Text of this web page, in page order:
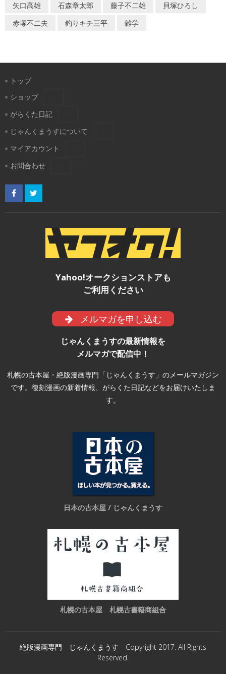
矢口高雄
石森章太郎 藤子不二雄
貝塚ひろし
赤塚不二夫
釣りキチ三平 雑学
トップ
ショップ
がらくた日記
じゃんくまうすについて
マイアカウント
お問合わせ
Yahoo!オークションストアも
ご利用ください
メルマガを申し込む
じゃんくまうすの最新情報を
メルマガで配信中！
札幌の古本屋・絶版漫画専門「じゃんくまうす」のメールマガジン
です。復刻漫画の新着情報、がらくた日記などをお届けいたしま
す。
日本の古本屋 / じゃんくまうす
札幌の古本屋 札幌古書籍商組合
絶版漫画専門 じゃんくまうす Copyright 2017. All Rights
Reserved.